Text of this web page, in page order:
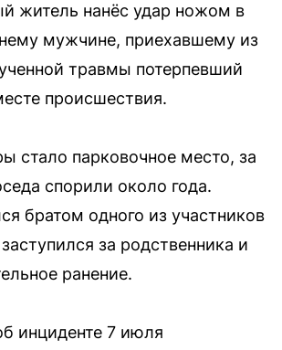
житель нанёс удар ножом в
мужчине, приехавшему из
травмы потерпевший
происшествия.
стало парковочное место, за
спорили около года.
братом одного из участников
за родственника и
ранение.
инциденте 7 июля